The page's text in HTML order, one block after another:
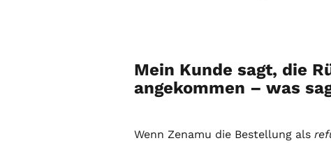
Mein Kunde sagt, die
angekommen – was
Wenn Zenamu die Bestellung als